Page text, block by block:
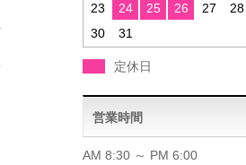
23
24 25 26 27 28
30
31
定休日
営業時間
AM 8:30 ～ PM 6:00